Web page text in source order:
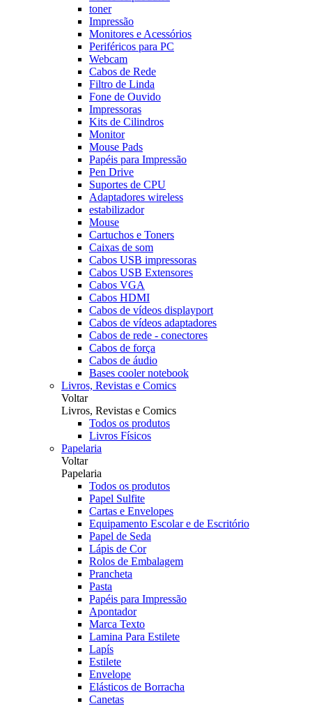
toner
Impressão
Monitores e Acessórios
Periféricos para PC
Webcam
Cabos de Rede
Filtro de Linda
Fone de Ouvido
Impressoras
Kits de Cilindros
Monitor
Mouse Pads
Papéis para Impressão
Pen Drive
Suportes de CPU
Adaptadores wireless
estabilizador
Mouse
Cartuchos e Toners
Caixas de som
Cabos USB impressoras
Cabos USB Extensores
Cabos VGA
Cabos HDMI
Cabos de vídeos displayport
Cabos de vídeos adaptadores
Cabos de rede - conectores
Cabos de força
Cabos de áudio
Bases cooler notebook
Livros, Revistas e Comics
Voltar
Livros, Revistas e Comics
Todos os produtos
Livros Físicos
Papelaria
Voltar
Papelaria
Todos os produtos
Papel Sulfite
Cartas e Envelopes
Equipamento Escolar e de Escritório
Papel de Seda
Lápis de Cor
Rolos de Embalagem
Prancheta
Pasta
Papéis para Impressão
Apontador
Marca Texto
Lamina Para Estilete
Lapís
Estilete
Envelope
Elásticos de Borracha
Canetas